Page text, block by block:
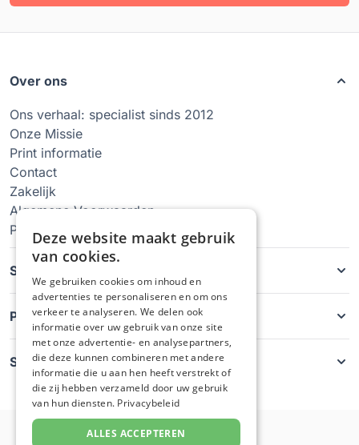
Over ons
Ons verhaal: specialist sinds 2012
Onze Missie
Print informatie
Contact
Zakelijk
Algemene Voorwaarden
Privacy Policy
Soorten hoesjes
Producten
Service
Deze website maakt gebruik
van cookies.
We gebruiken cookies om inhoud en
advertenties te personaliseren en om ons
verkeer te analyseren. We delen ook
informatie over uw gebruik van onze site
met onze advertentie- en analysepartners,
die deze kunnen combineren met andere
informatie die u aan hen heeft verstrekt of
die zij hebben verzameld door uw gebruik
van hun diensten. Privacybeleid
ALLES ACCEPTEREN